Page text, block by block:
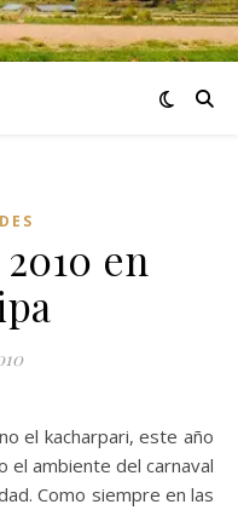
en
el kacharpari, este año
ambiente del carnaval
Como siempre en las